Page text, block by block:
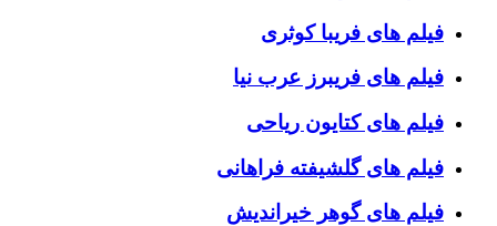
فیلم های فریبا کوثری
فیلم های فریبرز عرب نیا
فیلم های کتایون ریاحی
فیلم های گلشیفته فراهانی
فیلم های گوهر خیراندیش